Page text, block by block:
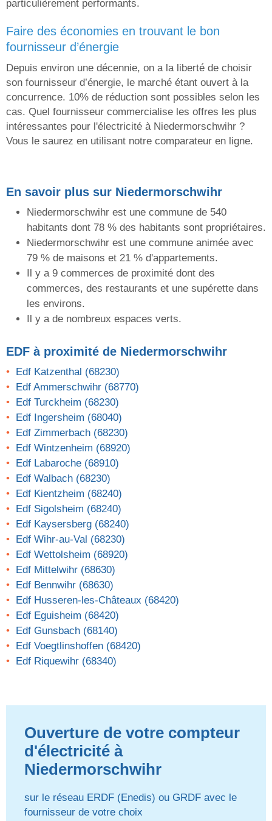
particulièrement performants.
faire des économies en trouvant le bon
fournisseur d’énergie
Depuis environ une décennie, on a la liberté de choisir
son fournisseur d’énergie, le marché étant ouvert à la
concurrence. 10% de réduction sont possibles selon les
cas. Quel fournisseur commercialise les offres les plus
intéressantes pour l'électricité à Niedermorschwihr ?
Vous le saurez en utilisant notre comparateur en ligne.
En savoir plus sur Niedermorschwihr
Niedermorschwihr est une commune de 540
habitants dont 78 % des habitants sont propriétaires.
Niedermorschwihr est une commune animée avec
79 % de maisons et 21 % d'appartements.
Il y a 9 commerces de proximité dont des
commerces, des restaurants et une supérette dans
les environs.
Il y a de nombreux espaces verts.
EDF à proximité de Niedermorschwihr
Edf Katzenthal (68230)
Edf Ammerschwihr (68770)
Edf Turckheim (68230)
Edf Ingersheim (68040)
Edf Zimmerbach (68230)
Edf Wintzenheim (68920)
Edf Labaroche (68910)
Edf Walbach (68230)
Edf Kientzheim (68240)
Edf Sigolsheim (68240)
Edf Kaysersberg (68240)
Edf Wihr-au-Val (68230)
Edf Wettolsheim (68920)
Edf Mittelwihr (68630)
Edf Bennwihr (68630)
Edf Husseren-les-Châteaux (68420)
Edf Eguisheim (68420)
Edf Gunsbach (68140)
Edf Voegtlinshoffen (68420)
Edf Riquewihr (68340)
Ouverture de votre compteur
d'électricité à
Niedermorschwihr
sur le réseau ERDF (Enedis) ou GRDF avec le
fournisseur de votre choix